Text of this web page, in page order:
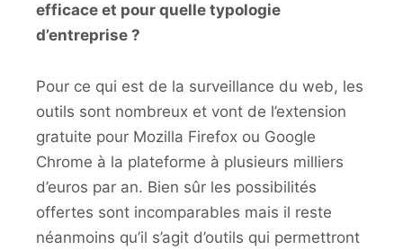
efficace et pour quelle typologie
d’entreprise ?
Pour ce qui est de la surveillance du web, les
outils sont nombreux et vont de l’extension
gratuite pour Mozilla Firefox ou Google
Chrome à la plateforme à plusieurs milliers
d’euros par an. Bien sûr les possibilités
offertes sont incomparables mais il reste
néanmoins qu’il s’agit d’outils qui permettront